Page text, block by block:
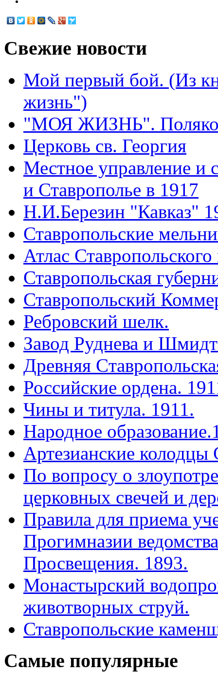
Свежие новости
Мой первый бой. (Из
жизнь")
"МОЯ ЖИЗНЬ".
Церковь св. Георгия
Местное управление и
и Ставрополье в 1917
Н.И.Березин "Кавказ"
Ставропольские
Атлас
Ставропольская
Ставропольский
Ребровский шелк.
Завод Руднева и
Древняя
Российские ордена.
Чины и титула. 1911.
Народное
Артезианские колодцы
По вопросу о
церковных свечей и
Правила для приема
Прогимназии
Просвещения. 1893.
Монастырский
животворных струй.
Ставропольские
Самые популярные